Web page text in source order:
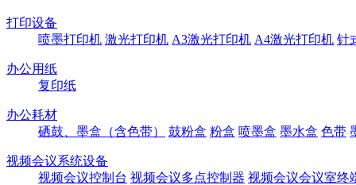
打印设备
喷墨打印机 激光打印机 A3激光打印机 A4激光打印机 针
办公用纸
复印纸
办公耗材
硒鼓、墨盒（含色带）
鼓粉盒 粉盒 喷墨盒 墨水盒 色带
视频会议系统设备
视频会议控制台 视频会议多点控制器 视频会议会议室终